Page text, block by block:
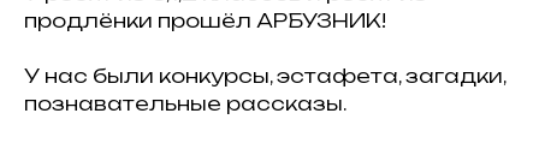
продлёнки прошёл АРБУЗНИК!
У нас были конкурсы, эстафета, загадки,
познавательные рассказы.